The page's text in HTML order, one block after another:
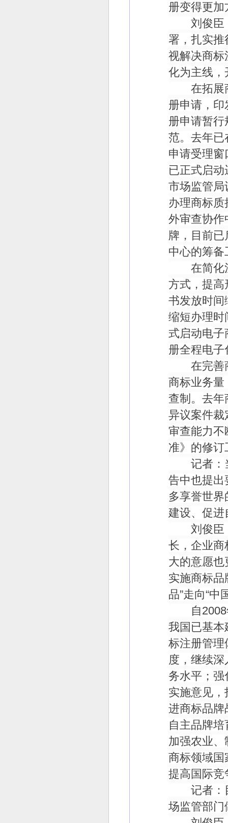
册变得更加
刘俊臣：
署，扎实
视解决商标
化为主线，
在拓展商
册申请，
册申请暂
范。去年已
申请受理窗
已正式启
市场监管局
办理商标
外审查协作
牌，目前
中心的筹备
在简化注
方式，提高
书发放时间
缩短办理时
式启动电子
册全程电子
在完善商
商标业务量
查制。去年
异议案件裁
审查能力不
准》的修
记者：当
告中也提出
多享誉世界
建设、促进
刘俊臣：
长，企业商
大的意愿
实施商标
品”走向“中
自2008
我国已基本
标注册管理
度，继续
务水平；
实施意见
进商标品牌
自主品牌
加强农业
商标领域国
提高国际竞
记者：目
场监管部门